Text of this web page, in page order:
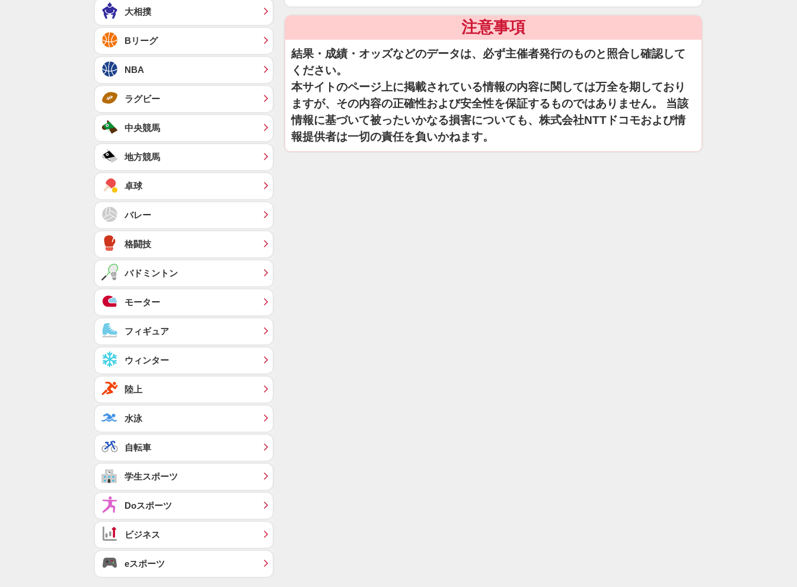
注意事項
結果・成績・オッズなどのデータは、必ず主催者発行のものと照合し確認して
ください。
本サイトのページ上に掲載されている情報の内容に関しては万全を期しており
ますが、その内容の正確性および安全性を保証するものではありません。 当該
情報に基づいて被ったいかなる損害についても、株式会社NTTドコモおよび情
報提供者は一切の責任を負いかねます。
大相撲
Bリーグ
NBA
ラグビー
中央競馬
地方競馬
卓球
バレー
格闘技
バドミントン
モーター
フィギュア
ウィンター
陸上
水泳
自転車
学生スポーツ
Doスポーツ
ビジネス
eスポーツ